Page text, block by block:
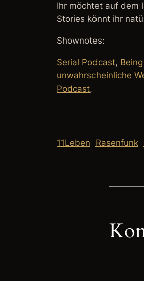
Ihr möchtet auf dem
Stories könnt ihr
Shownotes:
Serial Podcast,
unwahrscheinliche
Podcast,
11Leben Rasenfunk